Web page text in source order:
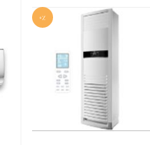
0%